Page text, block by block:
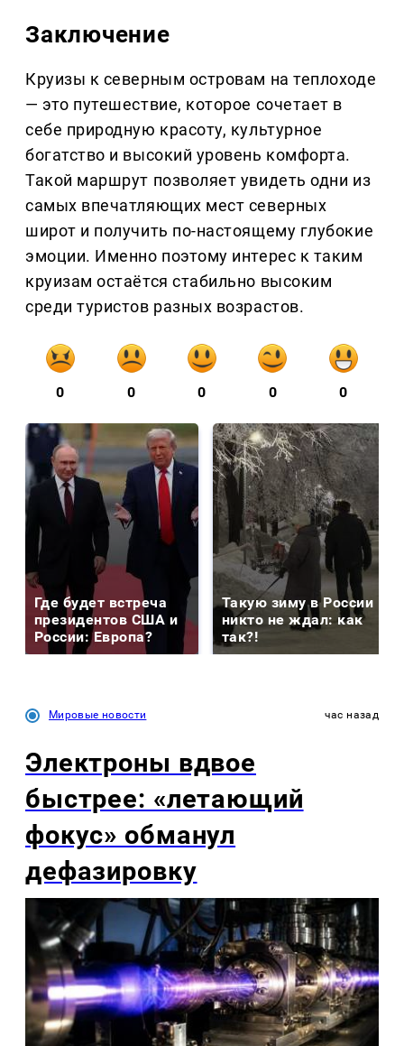
Заключение
Круизы к северным островам на теплоходе
— это путешествие, которое сочетает в
себе природную красоту, культурное
богатство и высокий уровень комфорта.
Такой маршрут позволяет увидеть одни из
самых впечатляющих мест северных
широт и получить по-настоящему глубокие
эмоции. Именно поэтому интерес к таким
круизам остаётся стабильно высоким
среди туристов разных возрастов.
0 0 0 0 0
Где будет встреча
президентов США и
России: Европа?
Такую зиму в России
никто не ждал: как
так?!
Мировые новости час назад
Электроны вдвое
быстрее: «летающий
фокус» обманул
дефазировку